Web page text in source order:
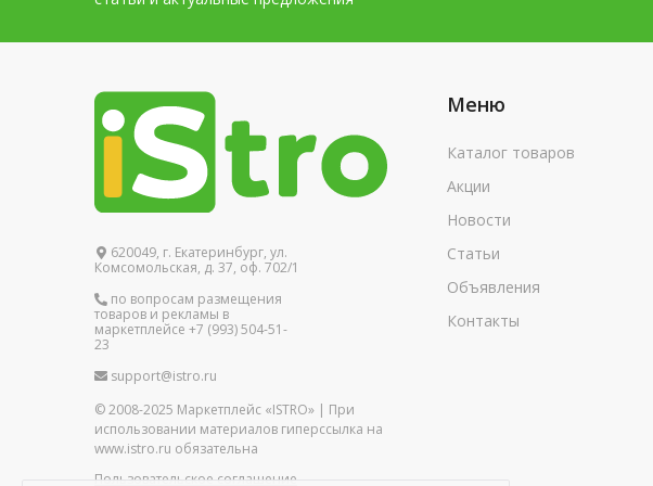
620049, г. Екатеринбург, ул.
Комсомольская, д. 37, оф. 702/1
по вопросам размещения
товаров и рекламы в
маркетплейсе +7 (993) 504-51-
23
support@istro.ru
© 2008-2025 Маркетплейс «ISTRO» | При
использовании материалов гиперссылка на
www.istro.ru обязательна
Пользовательское соглашение
Меню
Каталог товаров
Акции
Новости
Статьи
Объявления
Контакты